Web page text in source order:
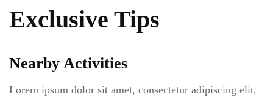
Exclusive Tips
Nearby Activities
Lorem ipsum dolor sit amet, consectetur adipiscing elit,